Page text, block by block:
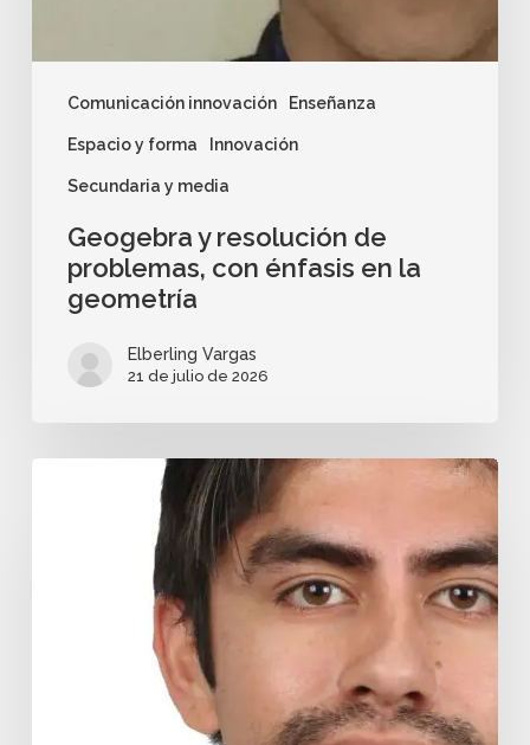
Comunicación innovación Enseñanza
Espacio y forma Innovación
Secundaria y media
Geogebra y resolución de
problemas, con énfasis en la
geometría
Elberling Vargas
21 de julio de 2026